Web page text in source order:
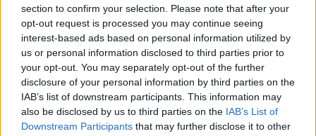
section to confirm your selection. Please note that after your
opt-out request is processed you may continue seeing
interest-based ads based on personal information utilized by
us or personal information disclosed to third parties prior to
your opt-out. You may separately opt-out of the further
disclosure of your personal information by third parties on the
IAB’s list of downstream participants. This information may
also be disclosed by us to third parties on the IAB’s List of
Downstream Participants that may further disclose it to other